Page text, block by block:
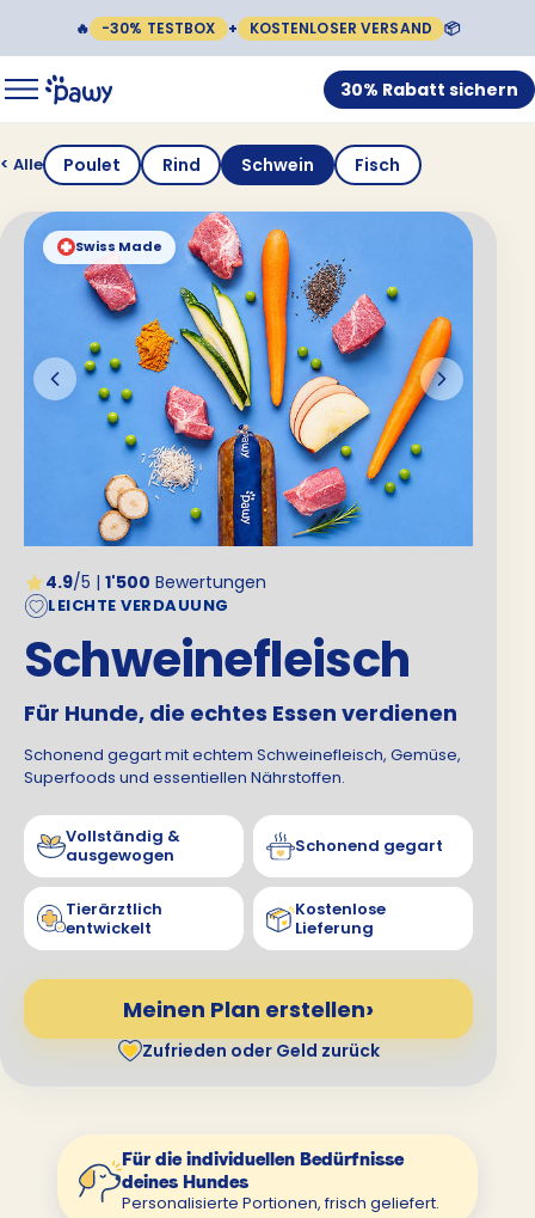
🔥 -30% TESTBOX + KOSTENLOSER VERSAND 📦
30% Rabatt sichern
< Alle Poulet Rind Schwein Fisch
Swiss Made
LEICHTE VERDAUUNG
4.9/5 | 1'500 Bewertungen
Schweinefleisch
Für Hunde, die echtes Essen verdienen
Schonend gegart mit echtem Schweinefleisch, Gemüse,
Superfoods und essentiellen Nährstoffen.
Vollständig &
ausgewogen
Schonend gegart
Tierärztlich
entwickelt
Kostenlose
Lieferung
Meinen Plan erstellen
Zufrieden oder Geld zurück
Für die individuellen Bedürfnisse
deines Hundes
Personalisierte Portionen, frisch geliefert.